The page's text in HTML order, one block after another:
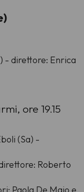
- direttore: Enrica
ore 19.15
(Sa) -
Roberto
Paola De Maio e